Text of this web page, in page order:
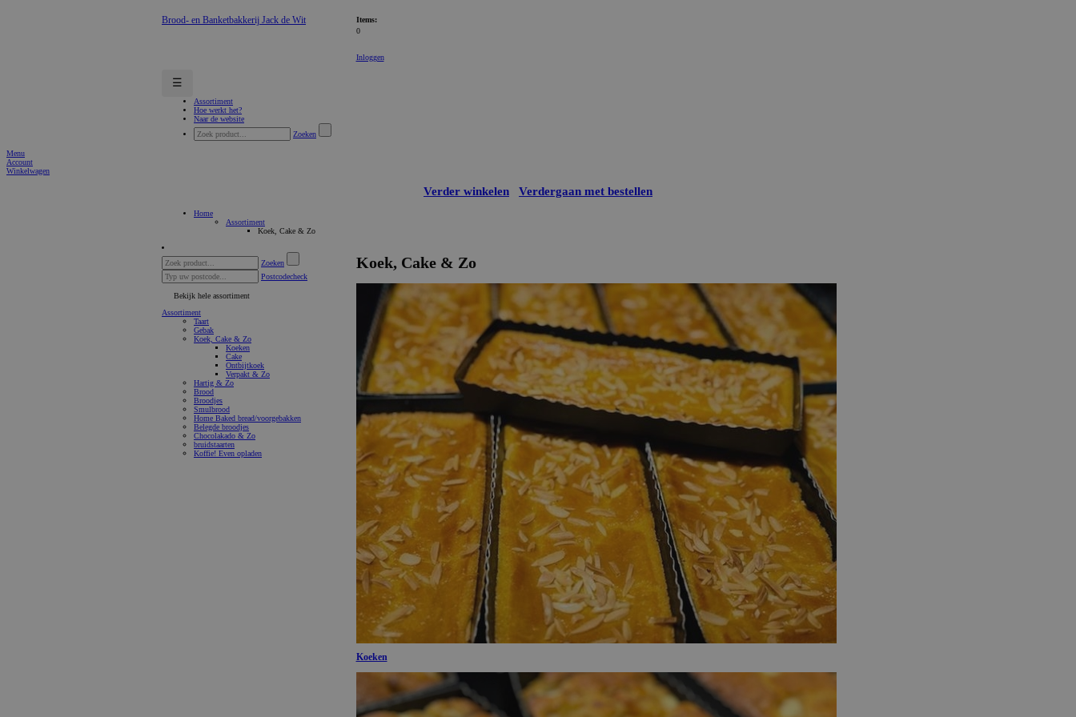
Brood- en Banketbakkerij Jack de Wit
Items:
0
Inloggen
☰
Assortiment
Hoe werkt het?
Naar de website
Zoeken
Menu
Account
Winkelwagen
Verder winkelen Verdergaan met bestellen
Home
Assortiment
Koek, Cake & Zo
Zoeken
Postcodecheck
Bekijk hele assortiment
Assortiment
Taart
Gebak
Koek, Cake & Zo
Koeken
Cake
Ontbijtkoek
Verpakt & Zo
Hartig & Zo
Brood
Broodjes
Smulbrood
Home Baked bread/voorgebakken
Belegde broodjes
Chocolakado & Zo
bruidstaarten
Koffie! Even opladen
Koek, Cake & Zo
Koeken